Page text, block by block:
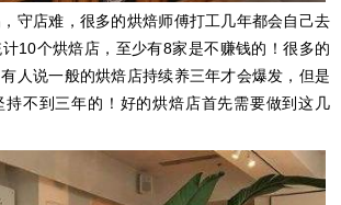
守店难，很多的烘焙师傅打工几年都会自己去
10个烘焙店，至少有8家是不赚钱的！很多的
人说一般的烘焙店持续养三年才会爆发，但是
持不到三年的！好的烘焙店首先需要做到这几